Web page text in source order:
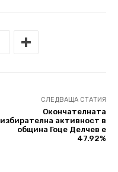
СЛЕДВАЩА СТАТИЯ
Окончателната
избирателна активност в
община Гоце Делчев е
47.92%